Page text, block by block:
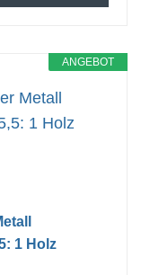
ANGEBOT
1 Holz